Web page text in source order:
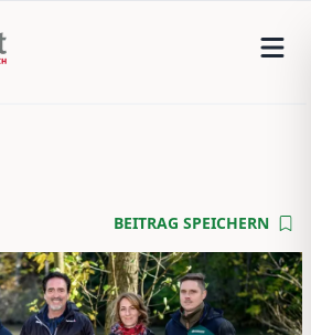
BEITRAG SPEICHERN